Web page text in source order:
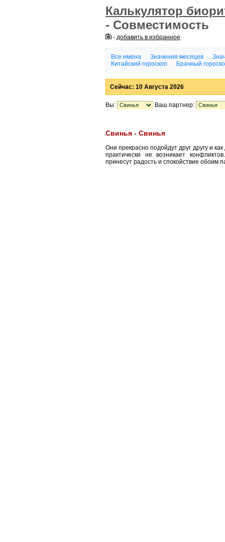
Калькулятор
- Совместимость
- добавить в избранное
Все имена Значения месяцев
Китайский гороскоп
Брачный
Сейчас: 10 Августа 2026
Вы: Ваш партнер:
Свинья - Свинья
Они прекрасно подойдут друг другу и
практически не возникает
принесут радость и спокойствие обоим